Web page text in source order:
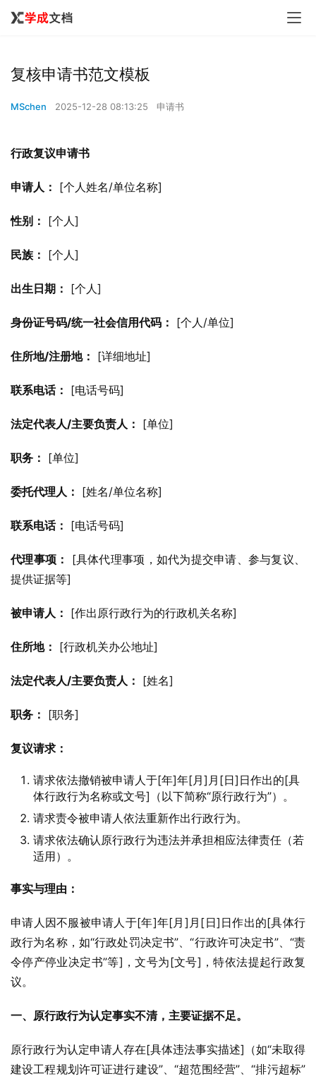
复核申请书范文模板
MSchen 2025-12-28 08:13:25 申请书
行政复议申请书
申请人： [个人姓名/单位名称]
性别： [个人]
民族： [个人]
出生日期： [个人]
身份证号码/统一社会信用代码： [个人/单位]
住所地/注册地： [详细地址]
联系电话： [电话号码]
法定代表人/主要负责人： [单位]
职务： [单位]
委托代理人： [姓名/单位名称]
联系电话： [电话号码]
代理事项：
[具体代理事项，如代为提交申请、参与复议、
提供证据等]
被申请人： [作出原行政行为的行政机关名称]
住所地： [行政机关办公地址]
法定代表人/主要负责人： [姓名]
职务： [职务]
复议请求：
请求依法撤销被申请人于[年]年[月]月[日]日作出的[具
体行政行为名称或文号]（以下简称“原行政行为”）。
请求责令被申请人依法重新作出行政行为。
请求依法确认原行政行为违法并承担相应法律责任（若
适用）。
事实与理由：
申请人因不服被申请人于[年]年[月]月[日]日作出的[具体行
政行为名称，如“行政处罚决定书”、“行政许可决定书”、“责
令停产停业决定书”等]，文号为[文号]，特依法提起行政复
议。
一、原行政行为认定事实不清，主要证据不足。
原行政行为认定申请人存在[具体违法事实描述]（如“未取得
建设工程规划许可证进行建设”、“超范围经营”、“排污超标”